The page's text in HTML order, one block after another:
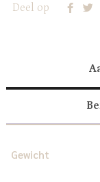
Deel op
Gewicht